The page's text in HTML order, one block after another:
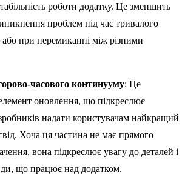
роботи додатку. Це зменшить
проблем під час тривалого
при перемиканні між різними
часового континууму: Це
оновлення, що підкреслює
надати користувачам найкращий
Хоча ця частина не має прямого
вона підкреслює увагу до деталей і
що працює над додатком.